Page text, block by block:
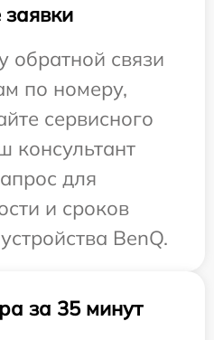
обратной связи
по номеру,
сервисного
консультант
для
и сроков
BenQ.
за 35 минут